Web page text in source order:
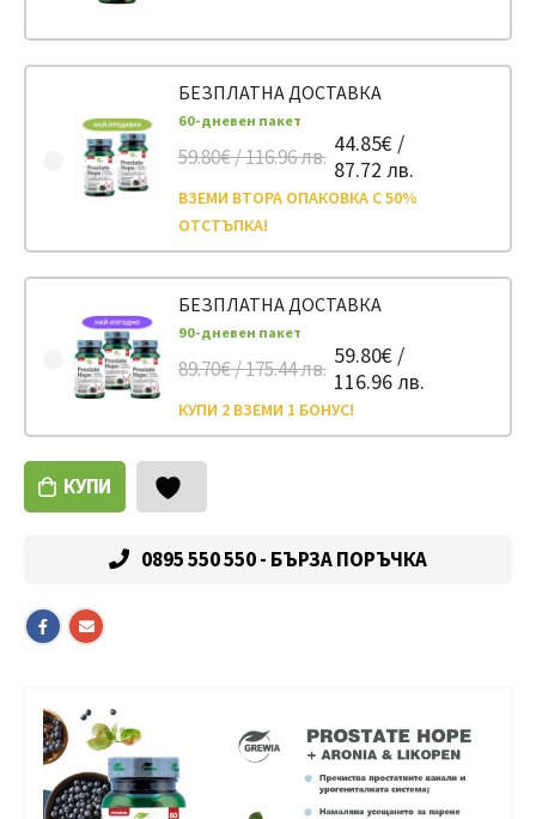
БЕЗПЛАТНА ДОСТАВКА
60-дневен пакет
59.80€ / 116.96 лв. 44.85€ /
87.72 лв.
ВЗЕМИ ВТОРА ОПАКОВКА С 50%
ОТСТЪПКА!
БЕЗПЛАТНА ДОСТАВКА
90-дневен пакет
89.70€ / 175.44 лв. 59.80€ /
116.96 лв.
КУПИ 2 ВЗЕМИ 1 БОНУС!
КУПИ
0895 550 550 - БЪРЗА ПОРЪЧКА